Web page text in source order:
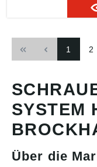
des Schraubstocks
Compact
Schraubstock mit
Backenbreite 100
Angaben gemäß
dnung ((EU) 2023/
Brockhaus Heuer
GmbH,
58840 Plettenberg,
info@heuer.de
1 2
SYSTEM
Über die